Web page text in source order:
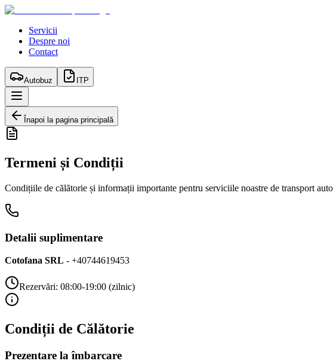
Servicii
Despre noi
Contact
Autobuz ITP
Înapoi la pagina principală
Termeni și Condiții
Condițiile de călătorie și informații importante pentru serviciile noastre de transport
Detalii suplimentare
Cotofana SRL - +40744619453
Rezervări: 08:00-19:00 (zilnic)
Condiții de Călătorie
Prezentare la îmbarcare